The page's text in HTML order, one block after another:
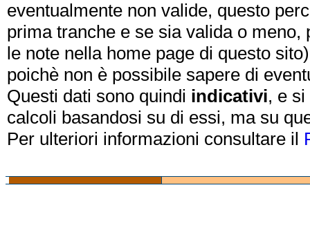
eventualmente non valide, questo
prima tranche e se sia valida o
le note nella home page di questo
poichè non è possibile sapere di
Questi dati sono quindi indicativi, e
calcoli basandosi su di essi, ma su
Per ulteriori informazioni consultare il